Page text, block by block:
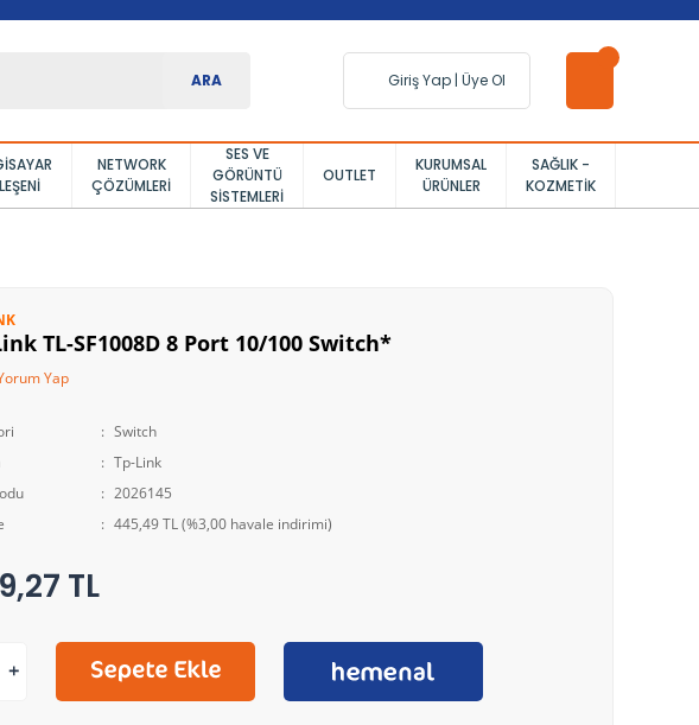
ARA Giriş Yap | Üye Ol
NETWORK
ÇÖZÜMLERI
SES VE
GÖRÜNTÜ
SISTEMLERI
OUTLET
KURUMSAL
ÜRÜNLER
SAĞLIK -
KOZMETIK
TL-SF1008D 8 Port 10/100 Switch*
Yap
Switch
Tp-Link
2026145
445,49 TL (%3,00 havale indirimi)
TL